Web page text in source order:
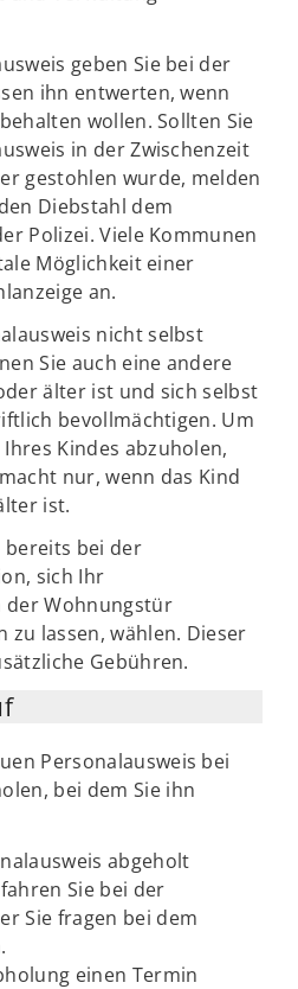
geben Sie bei der
ihn entwerten, wenn
wollen. Sollten Sie
in der Zwischenzeit
gestohlen wurde, melden
Diebstahl dem
Polizei. Viele Kommunen
Möglichkeit einer
an.
nicht selbst
Sie auch eine andere
älter ist und sich selbst
bevollmächtigen. Um
Kindes abzuholen,
nur, wenn das Kind
ist.
bereits bei der
sich Ihr
der Wohnungstür
zu lassen, wählen. Dieser
Gebühren.
Personalausweis bei
bei dem Sie ihn
abgeholt
Sie bei der
Sie fragen bei dem
einen Termin